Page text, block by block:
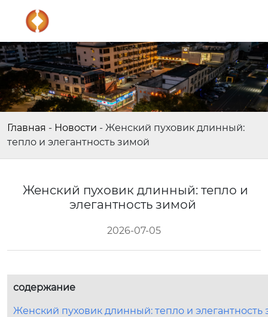
Главная - Новости - Женский пуховик длинный:
тепло и элегантность зимой
Женский пуховик длинный: тепло и
элегантность зимой
2026-07-05
содержание
Женский пуховик длинный: тепло и